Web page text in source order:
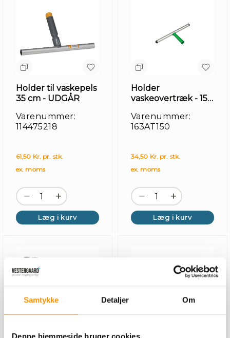
Samtykke Detaljer Om
Holder til vaskepels
35 cm - UDGÅR
Varenummer:
114475218
61,50 Kr. pr. stk.
ex. moms
Læg i kurv
Holder
vaskeovertræk - 15
Varenummer:
163AT150
34,50 Kr. pr. stk.
ex. moms
Læg i kurv